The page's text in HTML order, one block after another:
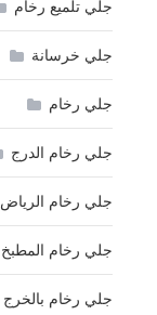
جلي تلميع رخام
جلي خرسانة
جلي رخام
جلي رخام الدرج
جلي رخام الرياض
جلي رخام المطبخ
جلي رخام بالخرج